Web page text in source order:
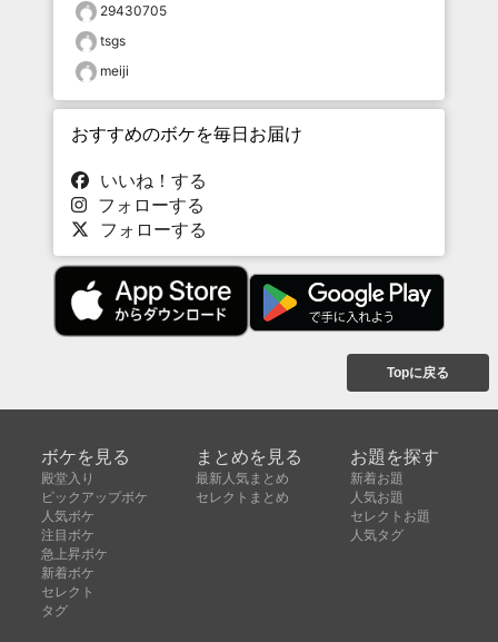
29430705
tsgs
meiji
おすすめのボケを毎日お届け
いいね！する
フォローする
フォローする
Topに戻る
ボケを見る
殿堂入り
ピックアップボケ
人気ボケ
注目ボケ
急上昇ボケ
新着ボケ
セレクト
タグ
まとめを見る
最新人気まとめ
セレクトまとめ
お題を探す
新着お題
人気お題
セレクトお題
人気タグ